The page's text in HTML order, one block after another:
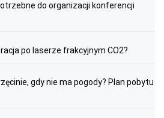
do organizacji konferencji
po laserze frakcyjnym CO2?
gdy nie ma pogody? Plan pobytu